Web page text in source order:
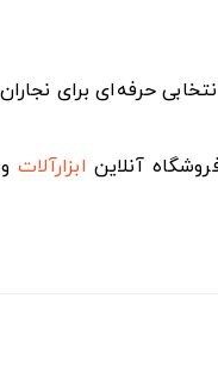
انتخابی حرفه‌ای برای
آنلاین ابزارآلات و